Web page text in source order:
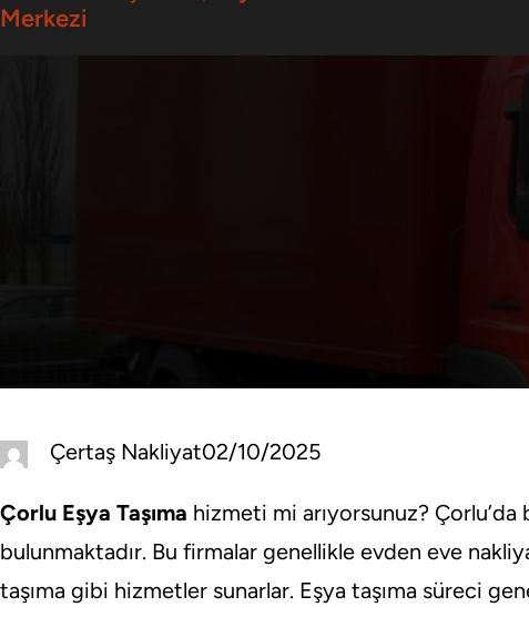
Merkezi
Çertaş Nakliyat02/10/2025
Çorlu Eşya Taşıma hizmeti mi arıyorsunuz? Çorlu’da
bulunmaktadır. Bu firmalar genellikle evden eve
taşıma gibi hizmetler sunarlar. Eşya taşıma süreci